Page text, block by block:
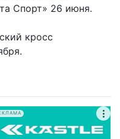
Спорт» 26 июня.
кросс